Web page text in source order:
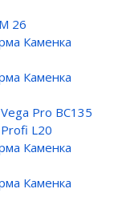
26
Каменка
Каменка
Pro BC135
L20
Каменка
Каменка